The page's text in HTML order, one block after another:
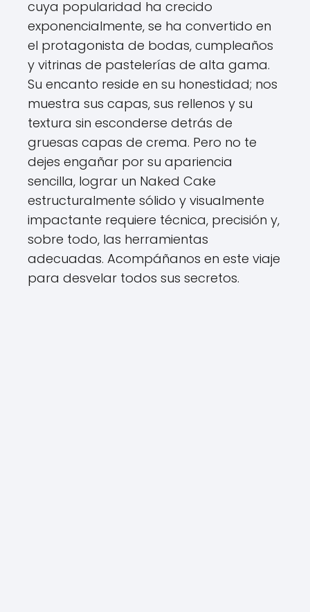
cuya popularidad ha crecido
exponencialmente, se ha convertido en
el protagonista de bodas, cumpleaños
y vitrinas de pastelerías de alta gama.
Su encanto reside en su honestidad; nos
muestra sus capas, sus rellenos y su
textura sin esconderse detrás de
gruesas capas de crema. Pero no te
dejes engañar por su apariencia
sencilla, lograr un Naked Cake
estructuralmente sólido y visualmente
impactante requiere técnica, precisión y,
sobre todo, las herramientas
adecuadas. Acompáñanos en este viaje
para desvelar todos sus secretos.